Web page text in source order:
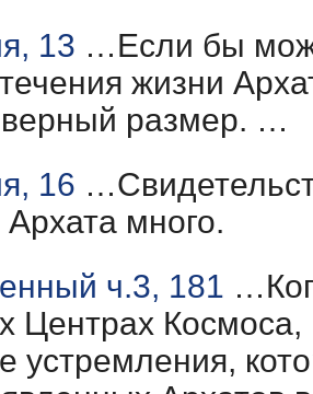
13 …Если бы
жизни
размер. …
16
много.
ч.3, 181
Центрах
устремления,